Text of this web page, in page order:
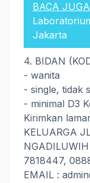
BACA
Jakarta
4. BIDAN
- wanita
- single, tidak
- minimal D3
Kirimkan
KELUARGA
7818447,
EMAIL :